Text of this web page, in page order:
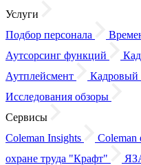
Услуги
Подбор персонала
Аутсорсинг функций
Аутплейсмент
Кадровый
Исследования обзоры
Сервисы
Coleman Insights
Coleman
охране труда "Крафт"